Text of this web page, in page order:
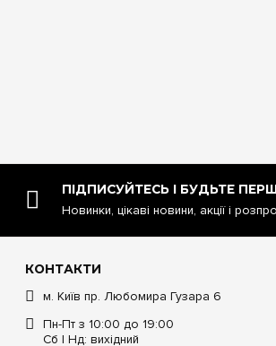
ПІДПИСУЙТЕСЬ І БУДЬТЕ
Новинки, цікаві новини, акції і
КОНТАКТИ
м. Київ пр. Любомира Гузара 6
Пн-Пт з 10:00 до 19:00
Сб | Нд: вихідний